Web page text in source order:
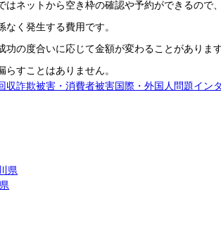
ネットから空き枠の確認や予約ができるので
く発生する費用です。
の度合いに応じて金額が変わることがあります
すことはありません。
収詐欺被害・消費者被害国際・外国人問題イン
県